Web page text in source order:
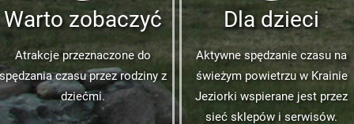
Warto zobaczyć
Atrakcje przeznaczone do
czasu przez rodziny z
dziećmi.
Dla dzieci
Aktywne spędzanie czasu na
świeżym powietrzu w Krainie
Jeziorki wspierane jest przez
sieć sklepów i serwisów.